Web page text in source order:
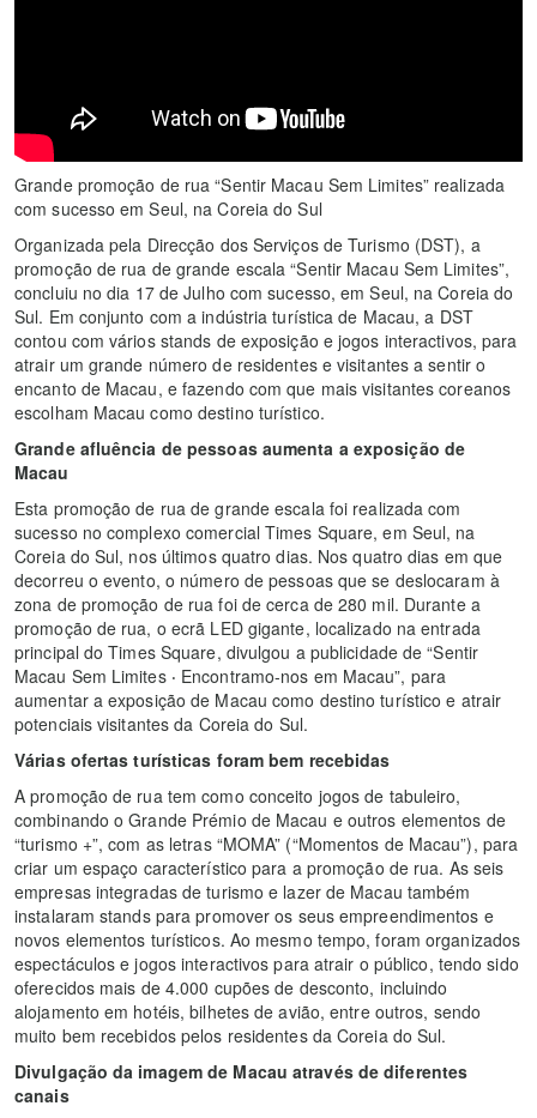
Grande promoção de rua “Sentir Macau Sem Limites” realizada
com sucesso em Seul, na Coreia do Sul
Organizada pela Direcção dos Serviços de Turismo (DST), a
promoção de rua de grande escala “Sentir Macau Sem Limites”,
concluiu no dia 17 de Julho com sucesso, em Seul, na Coreia do
Sul. Em conjunto com a indústria turística de Macau, a DST
contou com vários stands de exposição e jogos interactivos, para
atrair um grande número de residentes e visitantes a sentir o
encanto de Macau, e fazendo com que mais visitantes coreanos
escolham Macau como destino turístico.
Grande afluência de pessoas aumenta a exposição de
Macau
Esta promoção de rua de grande escala foi realizada com
sucesso no complexo comercial Times Square, em Seul, na
Coreia do Sul, nos últimos quatro dias. Nos quatro dias em que
decorreu o evento, o número de pessoas que se deslocaram à
zona de promoção de rua foi de cerca de 280 mil. Durante a
promoção de rua, o ecrã LED gigante, localizado na entrada
principal do Times Square, divulgou a publicidade de “Sentir
Macau Sem Limites ‧ Encontramo-nos em Macau”, para
aumentar a exposição de Macau como destino turístico e atrair
potenciais visitantes da Coreia do Sul.
Várias ofertas turísticas foram bem recebidas
A promoção de rua tem como conceito jogos de tabuleiro,
combinando o Grande Prémio de Macau e outros elementos de
“turismo +”, com as letras “MOMA” (“Momentos de Macau”), para
criar um espaço característico para a promoção de rua. As seis
empresas integradas de turismo e lazer de Macau também
instalaram stands para promover os seus empreendimentos e
novos elementos turísticos. Ao mesmo tempo, foram organizados
espectáculos e jogos interactivos para atrair o público, tendo sido
oferecidos mais de 4.000 cupões de desconto, incluindo
alojamento em hotéis, bilhetes de avião, entre outros, sendo
muito bem recebidos pelos residentes da Coreia do Sul.
Divulgação da imagem de Macau através de diferentes
canais